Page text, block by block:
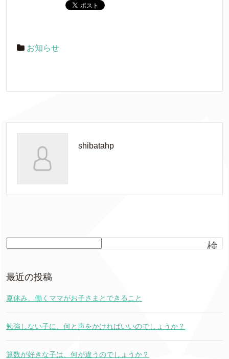
お知らせ
shibatahp
検
最近の投稿
夏休み、働くママがお子さまとできること
勉強しない子に、何と声をかければいいのでしょうか？
算数が好きな子は、何が違うのでしょうか？